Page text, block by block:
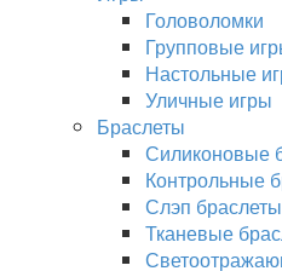
Головоломки
Групповые
Настольные
Уличные игры
Браслеты
Силиконовые
Контрольные
Слэп браслеты
Тканевые